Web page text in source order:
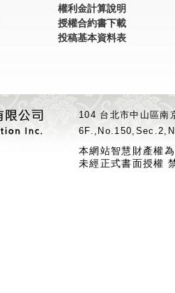
權利金計算說明
授權合約書下載
投稿基本資料表
104 台北市中山區
本網站智慧財產權
未經正式書面授權